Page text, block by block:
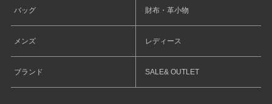
人情報の取り扱い
問い合わせ
バッグ 財布・革小物
メンズ レディース
ブランド SALE& OUTLET